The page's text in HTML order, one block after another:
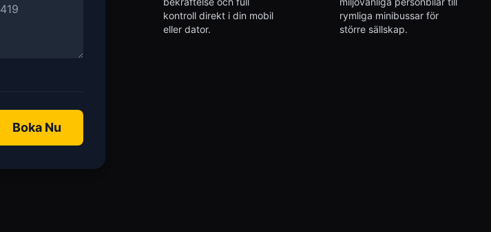
Boka Nu
kontroll direkt i din mobil
eller dator.
rymliga minibussar för
större sällskap.